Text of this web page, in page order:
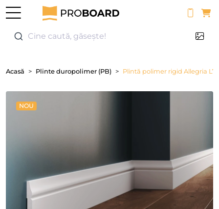
Cine caută, găsește!
Acasă Plinte duropolimer (PB) Plintă polimer rigid Allegria L7,
NOU